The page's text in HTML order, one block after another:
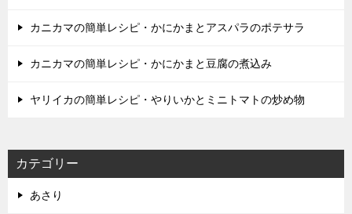
カニカマの簡単レシピ・かにかまとアスパラのポテサラ
カニカマの簡単レシピ・かにかまと豆腐の煮込み
ヤリイカの簡単レシピ・やりいかとミニトマトの炒め物
カテゴリー
あさり